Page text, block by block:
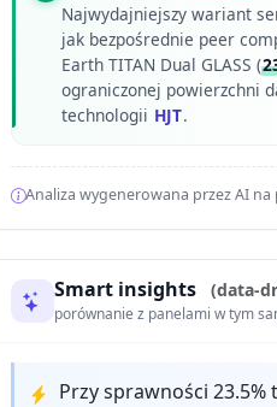
Najwydajniejszy wariant
jak bezpośrednie peer
Earth TITAN Dual GLASS (
ograniczonej powierzchni
technologii HJT.
Analiza wygenerowana przez AI
Smart insights (data-
porównanie z panelami w tym
Przy sprawności